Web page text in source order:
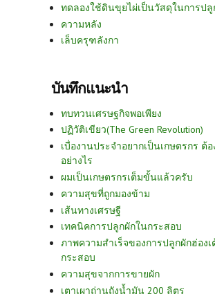
ทดลองใช้ดินขุยไผ่เป็นวัสดุในการป
ความหลัง
เล็บครุฑลังกา
บันทึกแนะนำ
ทบทวนเศรษฐกิจพอเพียง
ปฏิวัติเขียว(The Green Revolution)
เบื่องานประจำอยากเป็นเกษตรกร ต้อ
อย่างไร
ผมเป็นเกษตรกรเต็มขั้นแล้วครับ
ความสุขที่ถูกมองข้าม
เส้นทางเศรษฐี
เทคนิคการปลูกผักในกระสอบ
ภาพความสำเร็จของการปลูกผักฮ่องเ
กระสอบ
ความสุขจากการขายผัก
เตาเผาถ่านถังน้ำมัน 200 ลิตร